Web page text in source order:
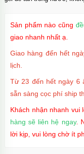
Sản phẩm nào cũng
giao nhanh nhất ạ.
Giao hàng đến hết
lịch.
Từ 23 đến hết ngày 6
sẵn sàng cọc phí ship
Khách nhận nhanh vui
hàng sẽ liên hệ ngay.
lời kịp, vui lòng chờ ít